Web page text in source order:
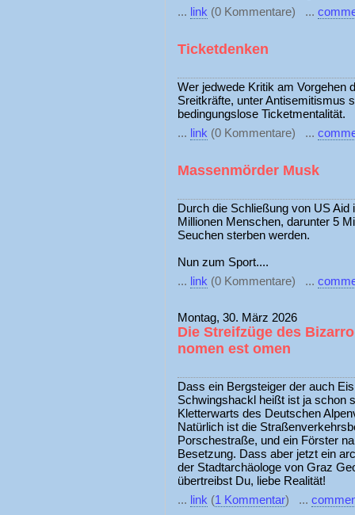
... link (0 Kommentare) ...
Ticketdenken
Wer jedwede Kritik am Vorgehen
Sreitkräfte, unter Antisemitismus
bedingungslose Ticketmentalität.
... link (0 Kommentare) ...
Massenmörder Musk
Durch die Schließung von US
Millionen Menschen, darunter 5
Seuchen sterben werden.
Nun zum Sport....
... link (0 Kommentare) ...
Montag, 30. März 2026
Die Streifzüge des
nomen est omen
Dass ein Bergsteiger der auch
Schwingshackl heißt ist ja schon
Kletterwarts des Deutschen
Natürlich ist die
Porschestraße, und ein Förster
Besetzung. Dass aber jetzt ein
der Stadtarchäologe von Graz
übertreibst Du, liebe Realität!
... link (1 Kommentar) ...